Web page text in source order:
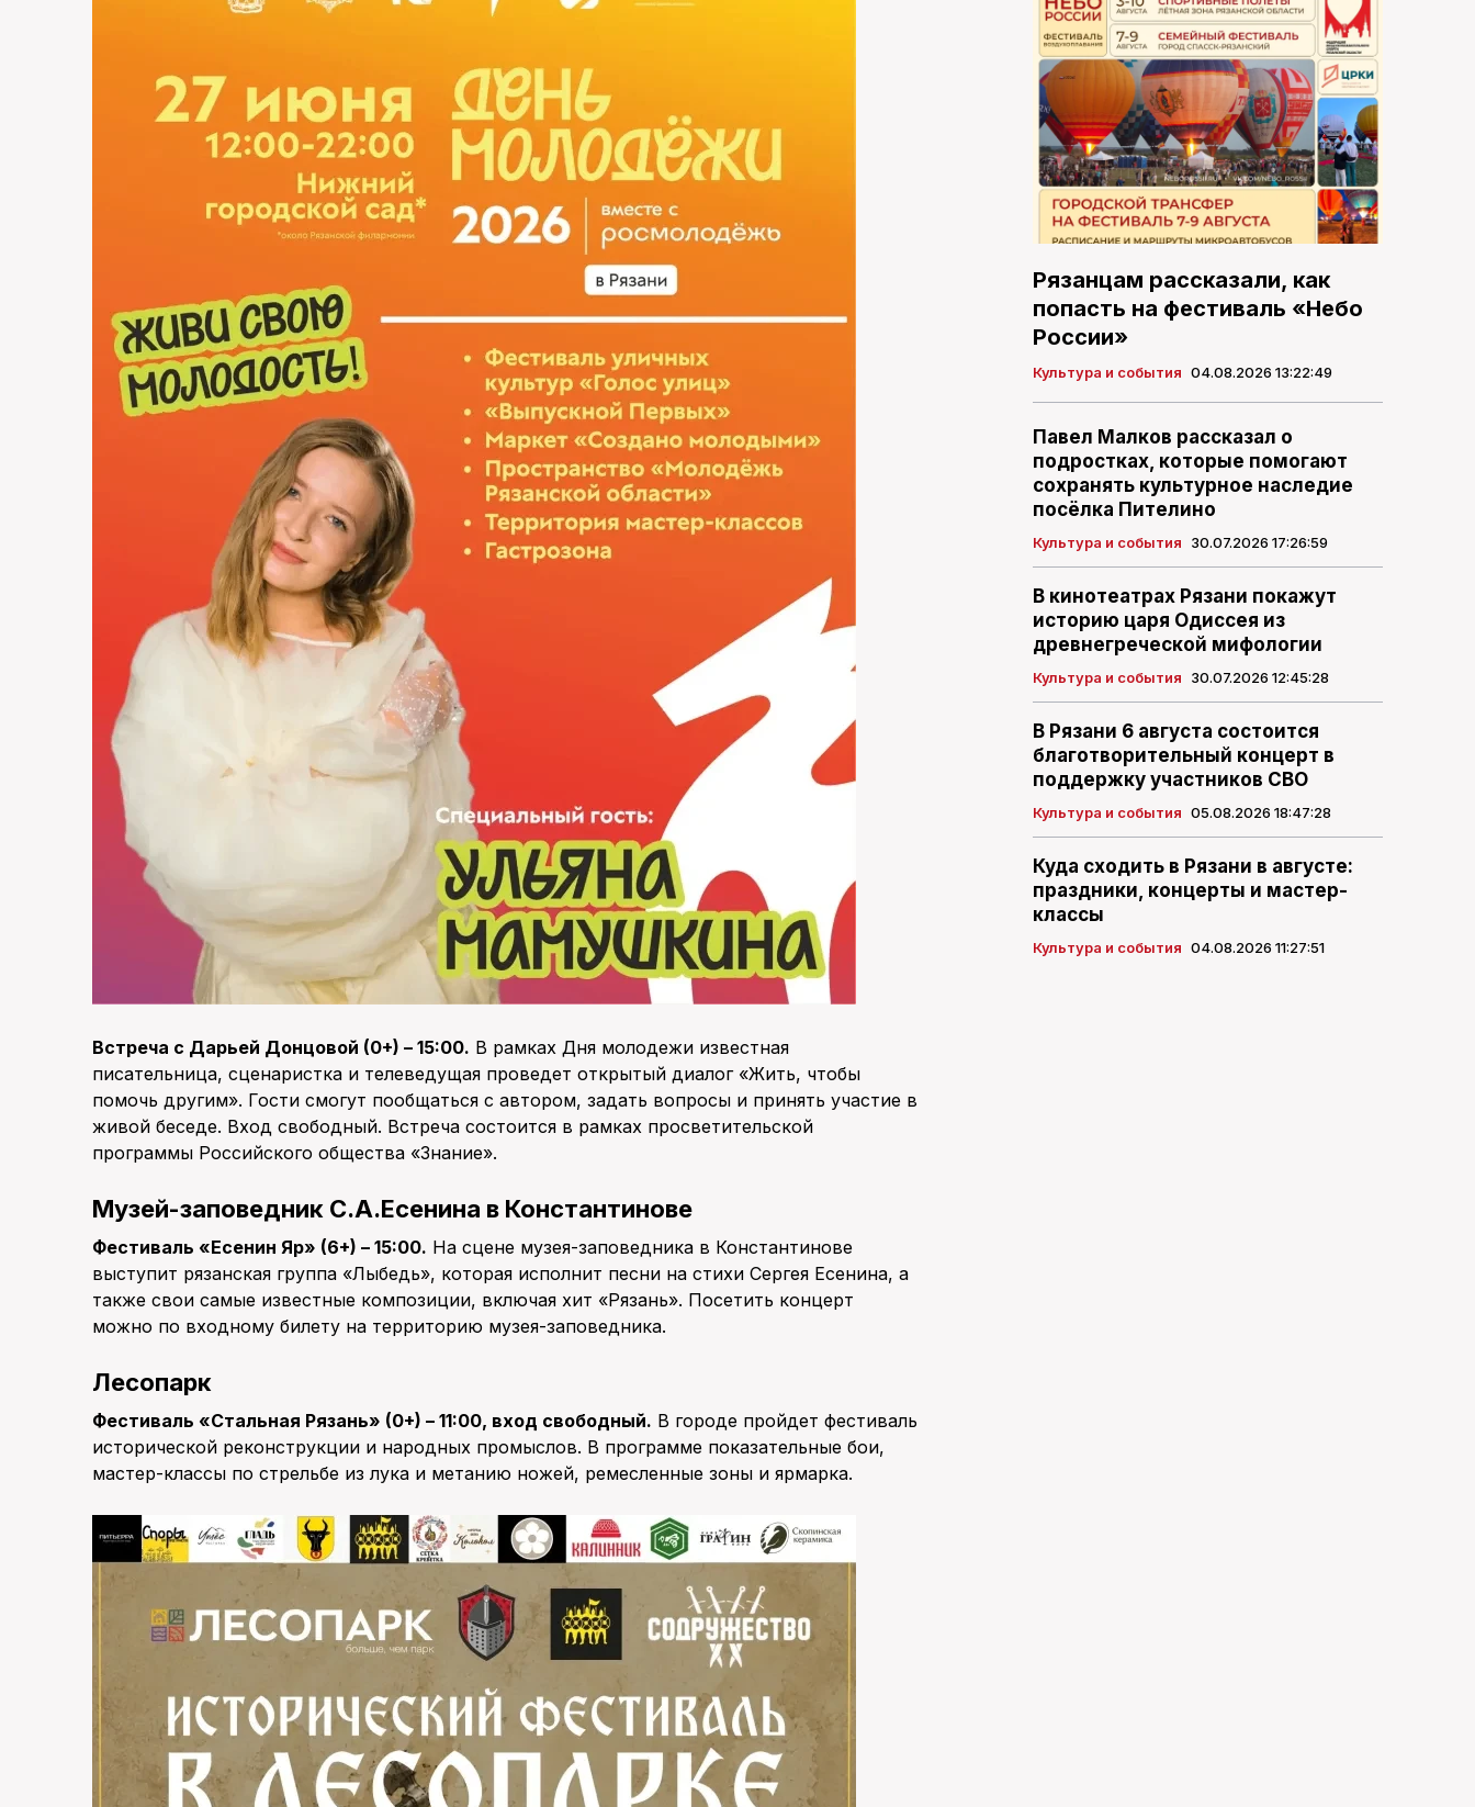
Встреча с Дарьей Донцовой (0+) – 15:00. В рамках Дня молодежи известная
писательница, сценаристка и телеведущая проведет открытый диалог «Жить, чтобы
помочь другим». Гости смогут пообщаться с автором, задать вопросы и принять участие в
живой беседе. Вход свободный. Встреча состоится в рамках просветительской
программы Российского общества «Знание».
Музей-заповедник С.А.Есенина в Константинове
Фестиваль «Есенин Яр» (6+) – 15:00. На сцене музея-заповедника в Константинове
выступит рязанская группа «Лыбедь», которая исполнит песни на стихи Сергея Есенина, а
также свои самые известные композиции, включая хит «Рязань». Посетить концерт
можно по входному билету на территорию музея-заповедника.
Лесопарк
Фестиваль «Стальная Рязань» (0+) – 11:00, вход свободный. В городе пройдет фестиваль
исторической реконструкции и народных промыслов. В программе показательные бои,
мастер-классы по стрельбе из лука и метанию ножей, ремесленные зоны и ярмарка.
Рязанцам рассказали, как
попасть на фестиваль «Небо
России»
Культура и события 04.08.2026 13:22:49
Павел Малков рассказал о
подростках, которые помогают
сохранять культурное наследие
посёлка Пителино
Культура и события 30.07.2026 17:26:59
В кинотеатрах Рязани покажут
историю царя Одиссея из
древнегреческой мифологии
Культура и события 30.07.2026 12:45:28
В Рязани 6 августа состоится
благотворительный концерт в
поддержку участников СВО
Культура и события 05.08.2026 18:47:28
Куда сходить в Рязани в августе:
праздники, концерты и мастер-
классы
Культура и события 04.08.2026 11:27:51